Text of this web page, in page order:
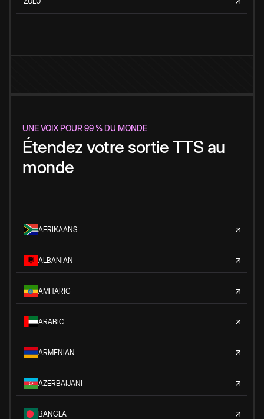
UNE VOIX POUR 99 % DU MONDE
Étendez votre sortie TTS au
monde
AFRIKAANS
ALBANIAN
AMHARIC
ARABIC
ARMENIAN
AZERBAIJANI
BANGLA